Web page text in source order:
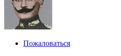
Пожаловаться